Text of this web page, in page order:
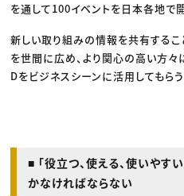
を通して100イベントを日本各地で
新しい取り組みの情報を共有する
を世間に広め、より関心の高い方
Dをビジネスシーンに活用してもらう
■ 「役立つ、使える、使いやす
かなければならない